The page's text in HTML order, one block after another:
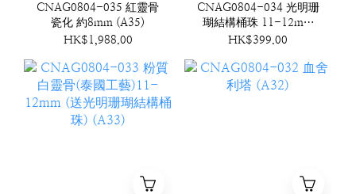
CNAG0804-035 紅靈骨
瓷化 約8mm (A35)
HK$1,988.00
CNAG0804-034 光明珊
瑚結構桶珠 11-12mm
(A34)
HK$399.00